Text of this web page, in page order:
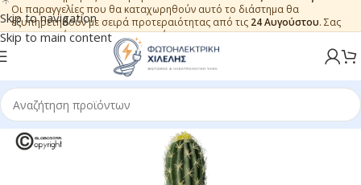
Skip to navigation
Skip to main content
Οι παραγγελίες που θα καταχωρηθούν αυτό το διάστημα θα
εξυπηρετηθούν με σειρά προτεραιότητας από τις 24 Αυγούστου. Σας
ευχαριστούμε για την εμπιστοσύνη.